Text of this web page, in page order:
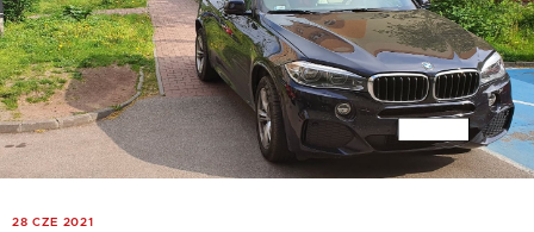
28 CZE 2021